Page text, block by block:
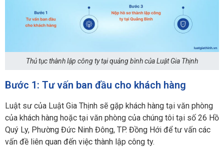
Thủ tục thành lập công ty tại quảng bình của Luật Gia Thịnh
Bước 1: Tư vấn ban đầu cho khách hàng
Luật sư của Luật Gia Thịnh sẽ gặp khách hàng tại văn phòng
của khách hàng hoặc tại văn phòng của chúng tôi tại số 26 Hồ
Quý Ly, Phường Đức Ninh Đông, TP. Đồng Hới để tư vấn các
vấn đề liên quan đến việc thành lập công ty.